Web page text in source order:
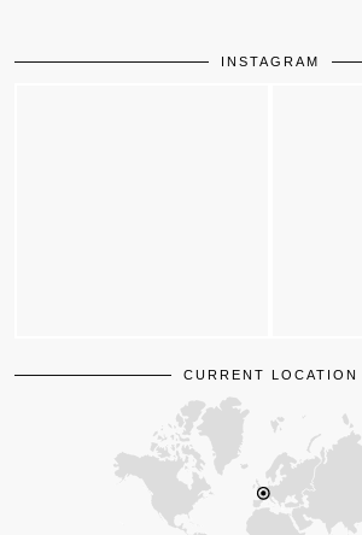
INSTAGRAM
CURRENT LOCATION